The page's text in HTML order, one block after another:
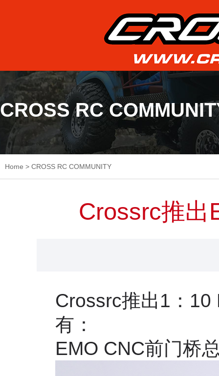
CROSS RC
Home > CROSS RC COMMUNITY
Crossrc推出
Crossrc推出 1 ： 10
有：
EMO CNC前门桥